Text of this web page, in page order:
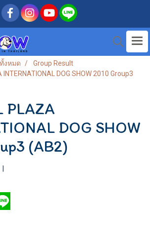
งหมด
Group Result
INTERNATIONAL DOG SHOW 2010 Group3
PLAZA
DOG SHOW
(AB2)